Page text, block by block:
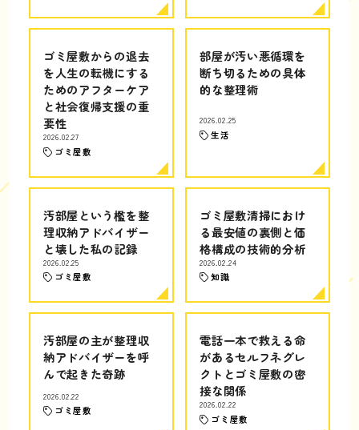
ゴミ屋敷からの退去
を人生の転機にする
ためのアフターケア
と社会復帰支援の重
要性
2026.02.27
ゴミ屋敷
部屋が汚い悪循環を
断ち切るための具体
的な整理術
2026.02.25
生活
汚部屋という檻を整
理収納アドバイザー
と壊した私の記録
2026.02.25
ゴミ屋敷
ゴミ屋敷清掃におけ
る最安値の裏側と価
格構成の技術的分析
2026.02.24
知識
汚部屋の主が整理収
納アドバイザーを呼
んで起きた奇跡
2026.02.22
ゴミ屋敷
電話一本で救える命
があるセルフネグレ
クトとゴミ屋敷の密
接な関係
2026.02.22
ゴミ屋敷